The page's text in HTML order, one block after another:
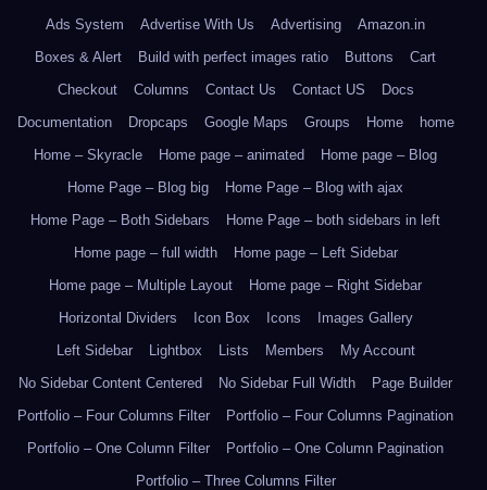
Ads System
Advertise With Us Advertising
Amazon.in
Boxes & Alert
Build with perfect images ratio Buttons
Cart
Checkout
Columns Contact Us Contact US
Docs
Documentation
Dropcaps Google Maps Groups Home
home
Home – Skyracle
Home page – animated
Home page – Blog
Home Page – Blog big
Home Page – Blog with ajax
Home Page – Both Sidebars
Home Page – both sidebars in left
Home page – full width
Home page – Left Sidebar
Home page – Multiple Layout
Home page – Right Sidebar
Horizontal Dividers
Icon Box Icons
Images Gallery
Left Sidebar
Lightbox Lists Members
My Account
No Sidebar Content Centered
No Sidebar Full Width
Page Builder
Portfolio – Four Columns Filter
Portfolio – Four Columns Pagination
Portfolio – One Column Filter
Portfolio – One Column Pagination
Portfolio – Three Columns Filter